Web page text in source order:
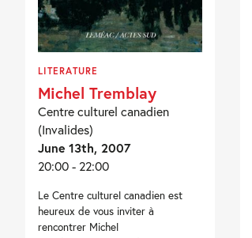
LITERATURE
Michel Tremblay
Centre culturel canadien
(Invalides)
June 13th, 2007
20:00 - 22:00
Le Centre culturel canadien est
heureux de vous inviter à
rencontrer Michel